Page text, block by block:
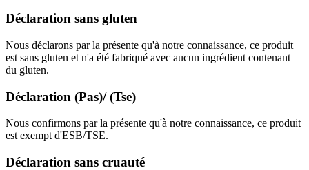
Déclaration sans gluten
Nous déclarons par la présente qu'à notre connaissance, ce produit
est sans gluten et n'a été fabriqué avec aucun ingrédient contenant
du gluten.
Déclaration (Pas)/ (Tse)
Nous confirmons par la présente qu'à notre connaissance, ce produit
est exempt d'ESB/TSE.
Déclaration sans cruauté